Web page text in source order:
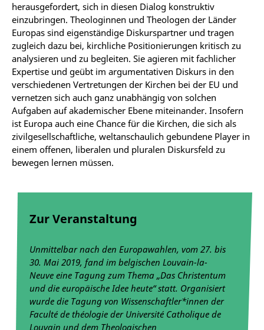
herausgefordert, sich in diesen Dialog konstruktiv
einzubringen. Theologinnen und Theologen der Länder
Europas sind eigenständige Diskurspartner und tragen
zugleich dazu bei, kirchliche Positionierungen kritisch zu
analysieren und zu begleiten. Sie agieren mit fachlicher
Expertise und geübt im argumentativen Diskurs in den
verschiedenen Vertretungen der Kirchen bei der EU und
vernetzen sich auch ganz unabhängig von solchen
Aufgaben auf akademischer Ebene miteinander. Insofern
ist Europa auch eine Chance für die Kirchen, die sich als
zivilgesellschaftliche, weltanschaulich gebundene Player in
einem offenen, liberalen und pluralen Diskursfeld zu
bewegen lernen müssen.
Zur Veranstaltung
Unmittelbar nach den Europawahlen, vom 27. bis
30. Mai 2019, fand im belgischen Louvain-la-
Neuve eine Tagung zum Thema „Das Christentum
und die europäische Idee heute“ statt. Organisiert
wurde die Tagung von Wissenschaftler*innen der
Faculté de théologie der Université Catholique de
Louvain und dem Theologischen